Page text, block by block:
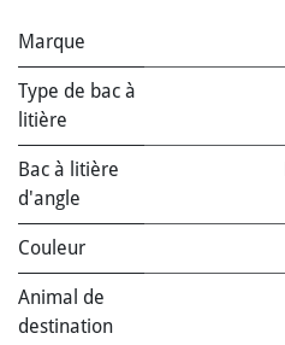
Marque
Type de bac à
litière
Bac à litière
d'angle
Couleur
Animal de
destination